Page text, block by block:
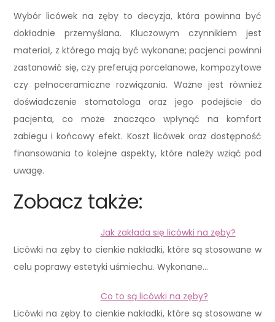
Wybór licówek na zęby to decyzja, która powinna być
dokładnie przemyślana. Kluczowym czynnikiem jest
materiał, z którego mają być wykonane; pacjenci powinni
zastanowić się, czy preferują porcelanowe, kompozytowe
czy pełnoceramiczne rozwiązania. Ważne jest również
doświadczenie stomatologa oraz jego podejście do
pacjenta, co może znacząco wpłynąć na komfort
zabiegu i końcowy efekt. Koszt licówek oraz dostępność
finansowania to kolejne aspekty, które należy wziąć pod
uwagę.
Zobacz także:
Jak zakłada się licówki na zęby?
Licówki na zęby to cienkie nakładki, które są stosowane w
celu poprawy estetyki uśmiechu. Wykonane…
Co to są licówki na zęby?
Licówki na zęby to cienkie nakładki, które są stosowane w